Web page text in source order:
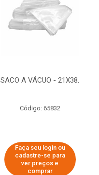
SACO A VÁCUO - 21X38.
Código: 65832
Faça seu login ou
cadastre-se para
ver preços e
comprar